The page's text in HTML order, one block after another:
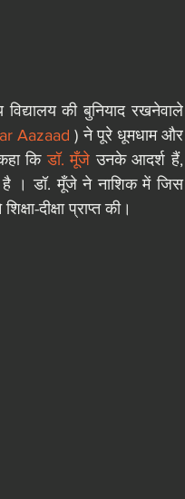
Aazaad ) ने पूरे धूमधाम और
कि डॉ. मूँजे उनके आदर्श हैं,
। डॉ. मूँजे ने नाशिक में जिस
दीक्षा प्राप्त की।